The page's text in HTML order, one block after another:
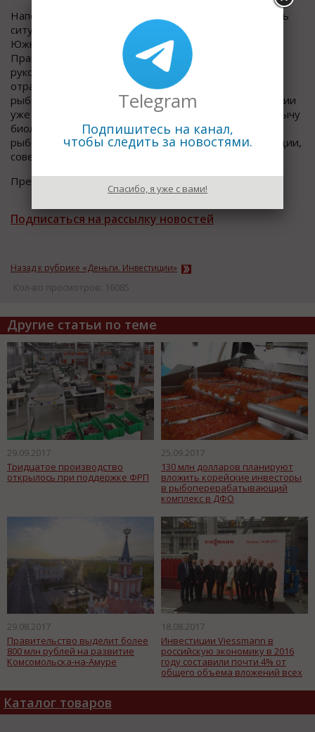
Напомним, недавно на Дальнем Востоке обсуждалась
ситуация в рыбохозяйственной отрасли. 23 августа в
Южно-Сахалинске прошла встреча Председателя
Правительства России Дмитрия Медведева с
руководителями предприятий рыбохозяйственной
отрасли Дальнего Востока. Речь шла о развитии
рыбохозяйственной отрасли, в том числе о реализации
уже принятых решениях по развитию, квотах на добычу
биологических ресурсов рыбоперерабатывающих и
рыбодобывающих предприятий в обмен на инвестиции,
совершенствовании правового поля.
Пресс-служба Минвостокразвития
Подписаться на рассылку новостей
Назад к рубрике «Деньги. Инвестиции»
Кол-во просмотров: 16085
Другие статьи по теме
29.09.2017
Тридцатое производство
открылось при поддержке ФРП
25.09.2017
130 млн долларов планируют
вложить корейские инвесторы
в рыбоперерабатывающий
комплекс в ДФО
29.08.2017
Правительство выделит более
800 млн рублей на развитие
Комсомольска-на-Амуре
18.08.2017
Инвестиции Viessmann в
российскую экономику в 2016
году составили почти 4% от
общего объема вложений всех
Каталог товаров
Telegram
Подпишитесь на канал,
чтобы следить за новостями.
Спасибо, я уже с вами!